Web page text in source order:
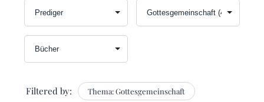
Filtered by: Thema: Gottesgemeinschaft